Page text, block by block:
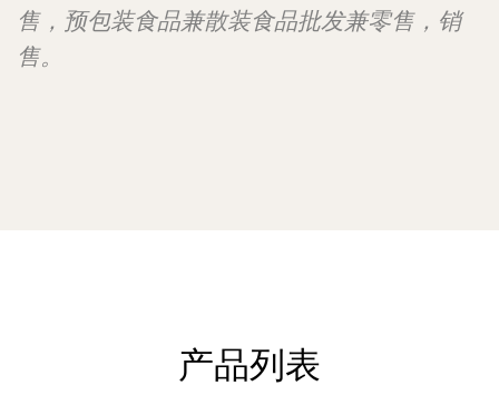
售，预包装食品兼散装食品批发兼零售，销
售。
产品列表